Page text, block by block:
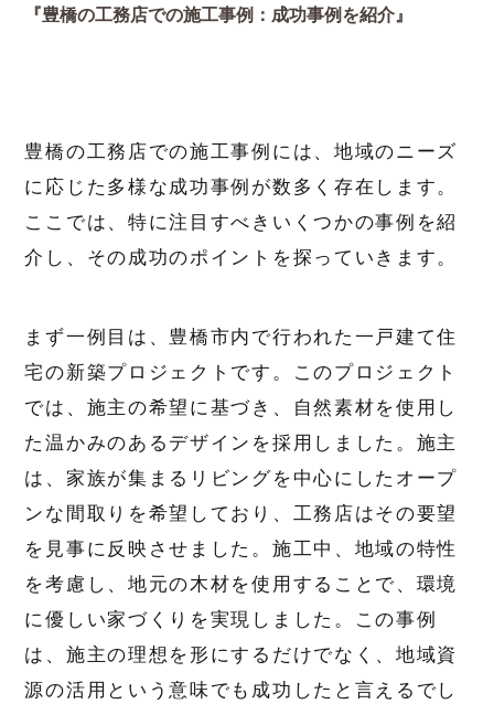
『豊橋の工務店での施工事例：成功事例を紹介』
豊橋の工務店での施工事例には、地域のニーズ
に応じた多様な成功事例が数多く存在します。
ここでは、特に注目すべきいくつかの事例を紹
介し、その成功のポイントを探っていきます。
まず一例目は、豊橋市内で行われた一戸建て住
宅の新築プロジェクトです。このプロジェクト
では、施主の希望に基づき、自然素材を使用し
た温かみのあるデザインを採用しました。施主
は、家族が集まるリビングを中心にしたオープ
ンな間取りを希望しており、工務店はその要望
を見事に反映させました。施工中、地域の特性
を考慮し、地元の木材を使用することで、環境
に優しい家づくりを実現しました。この事例
は、施主の理想を形にするだけでなく、地域資
源の活用という意味でも成功したと言えるでし